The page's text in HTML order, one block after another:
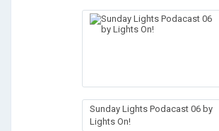
Sunday Lights Podacast 06 by
Lights On!